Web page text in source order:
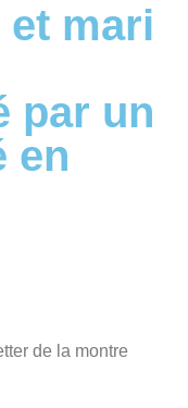
mari
par un
en
de la montre